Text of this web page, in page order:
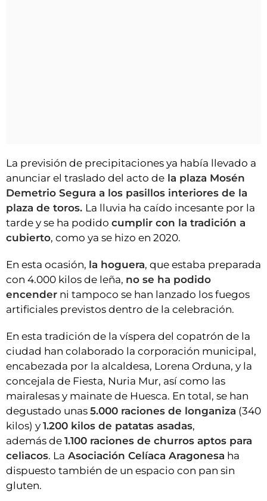
La previsión de precipitaciones ya había llevado a
anunciar el traslado del acto de la plaza Mosén
Demetrio Segura a los pasillos interiores de la
plaza de toros. La lluvia ha caído incesante por la
tarde y se ha podido cumplir con la tradición a
cubierto, como ya se hizo en 2020.
En esta ocasión, la hoguera, que estaba preparada
con 4.000 kilos de leña, no se ha podido
encender ni tampoco se han lanzado los fuegos
artificiales previstos dentro de la celebración.
En esta tradición de la víspera del copatrón de la
ciudad han colaborado la corporación municipal,
encabezada por la alcaldesa, Lorena Orduna, y la
concejala de Fiesta, Nuria Mur, así como las
mairalesas y mainate de Huesca. En total, se han
degustado unas 5.000 raciones de longaniza (340
kilos) y 1.200 kilos de patatas asadas,
además de 1.100 raciones de churros aptos para
celiacos. La Asociación Celíaca Aragonesa ha
dispuesto también de un espacio con pan sin
gluten.